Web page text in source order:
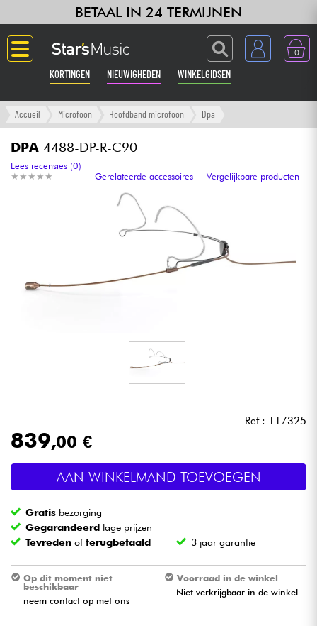
BETAAL IN 24 TERMIJNEN
0
KORTINGEN NIEUWIGHEDEN WINKELGIDSEN
Langue
Gitaar & Bas
Versterker & Effecten
Live Sound
Licht
Drums & percussie
Viool & Quatuor
Accueil Microfoon Hoofdband microfoon Dpa
DPA 4488-DP-R-C90
★ ★ ★ ★ ★
★ ★ ★ ★ ★
Lees recensies (0)
Gerelateerde accessoires
Vergelijkbare producten
Ref : 117325
839,00 €
AAN WINKELMAND TOEVOEGEN
Gratis bezorging
Gegarandeerd lage prijzen
Tevreden ofterugbetaald 3 jaar garantie
Op dit moment niet
beschikbaar
neem contact op met ons
Voorraad in de winkel
Niet verkrijgbaar in de winkel